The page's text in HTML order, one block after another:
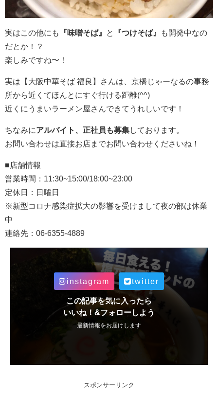
実はこの他にも 『味噌そば』 と 『つけそば』
も開発中なの
だとか！？
楽しみですね〜！
実は【大阪中華そば 福良】さんは、京橋じゃーなるの事務
所から近くてほんとにすぐ行ける距離(^^)
近くにうまいラーメン屋さんできてうれしいです！
ちなみにアルバイト、正社員も募集しております。
お問い合わせは直接お店までお問い合わせくださいね！
■店舗情報
営業時間：11:30~15:00/18:00~23:00
定休日：日曜日
※新型コロナ感染症拡大の影響を受けまして夜の部は休業
中
連絡先：06-6355-4889
instagram twitter
この記事を気に入ったら
いいね！&フォローしよう
最新情報をお届けします
スポンサーリンク